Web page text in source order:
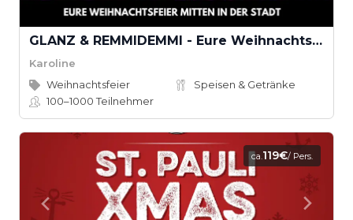
GLANZ & REMMIDEMMI - Eure Weihnachtsfeier mitten in der Stadt
Karoline
Weihnachtsfeier
Speisen & Getränke
100–1000Teilnehmer
ca.119€/ Pers.